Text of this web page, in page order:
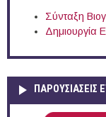
Σύνταξη
Δημιουργία
ΠΑΡΟΥΣΙΆΣΕΙΣ